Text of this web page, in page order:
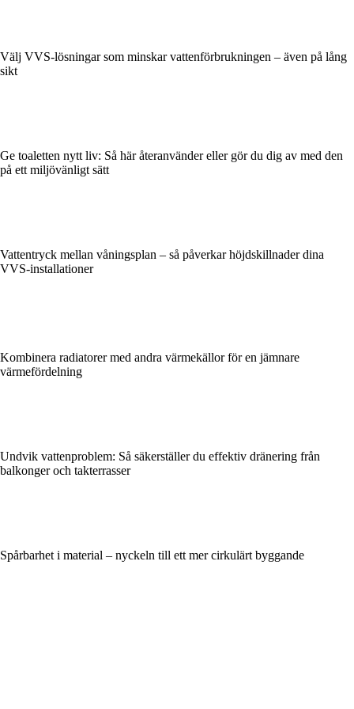
Välj VVS-lösningar som minskar vattenförbrukningen – även på lång
sikt
Ge toaletten nytt liv: Så här återanvänder eller gör du dig av med den
på ett miljövänligt sätt
Vattentryck mellan våningsplan – så påverkar höjdskillnader dina
VVS-installationer
Kombinera radiatorer med andra värmekällor för en jämnare
värmefördelning
Undvik vattenproblem: Så säkerställer du effektiv dränering från
balkonger och takterrasser
Spårbarhet i material – nyckeln till ett mer cirkulärt byggande